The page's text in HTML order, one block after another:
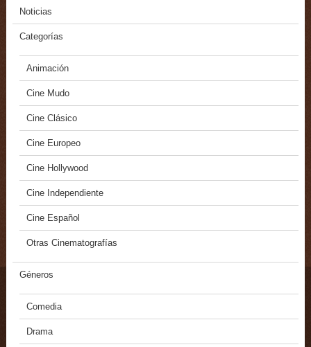
Noticias
Categorías
Animación
Cine Mudo
Cine Clásico
Cine Europeo
Cine Hollywood
Cine Independiente
Cine Español
Otras Cinematografías
Géneros
Comedia
Drama